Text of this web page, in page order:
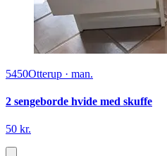
5450Otterup · man.
2 sengeborde hvide med skuffe
50 kr.